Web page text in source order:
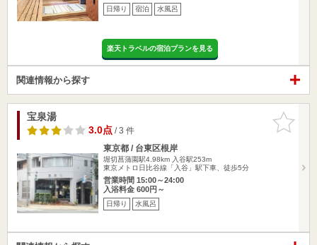
日帰り 宿泊 水風呂
楽天トラベルの宿泊プランを見る
関連情報から探す
お気に入
りに追加
宝泉湯
3.0点/ 3 件
東京都 / 台東区根岸
堀切菖蒲園駅4.98km 入谷駅253m
東京メトロ日比谷線「入谷」駅下車、徒歩5分
営業時間 15:00～24:00
入浴料金 600円～
日帰り 水風呂